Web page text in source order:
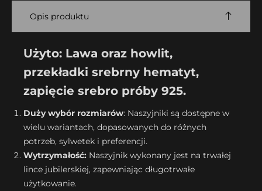
Opis produktu
Użyto: Lawa oraz howlit,
przekładki srebrny hematyt,
zapięcie srebro próby 925.
Duży wybór rozmiarów: Naszyjniki są dostępne w
wielu wariantach, dopasowanych do różnych
potrzeb, sylwetek i preferencji.
Wytrzymałość: Naszyjnik wykonany jest na trwałej
lince jubilerskiej, zapewniając długotrwałe
użytkowanie.